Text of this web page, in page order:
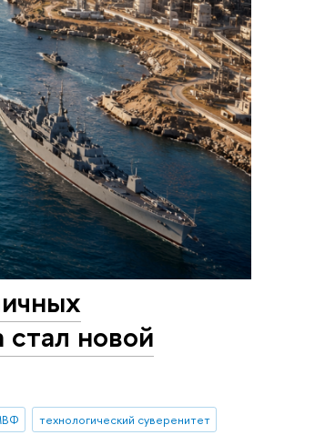
новой
технологический суверенитет